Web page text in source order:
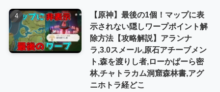
【原神】最後の1個！マップに表
示されない隠しワープポイント解
除方法【攻略解説】アランナ
ラ,3.0スメール,原石アチーブメン
ト,森を渡りし者,ローかぱーら密
林,チャトラカム洞窟森林書,アグ
ニホトラ経どこ